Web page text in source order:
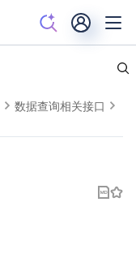
数据查询相关接口